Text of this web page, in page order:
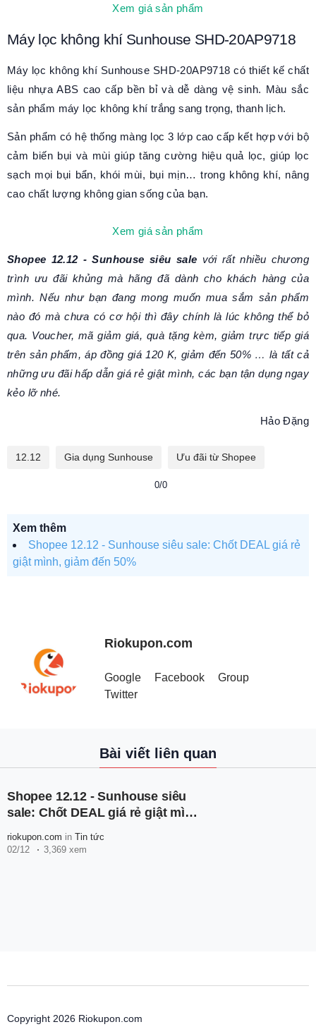
Xem giá sản phẩm
Máy lọc không khí Sunhouse SHD-20AP9718
Máy lọc không khí Sunhouse SHD-20AP9718 có thiết kế chất
liệu nhựa ABS cao cấp bền bỉ và dễ dàng vệ sinh. Màu sắc
sản phẩm máy lọc không khí trắng sang trọng, thanh lịch.
Sản phẩm có hệ thống màng lọc 3 lớp cao cấp kết hợp với bộ
cảm biến bụi và mùi giúp tăng cường hiệu quả lọc, giúp lọc
sạch mọi bụi bẩn, khói mùi, bụi mịn… trong không khí, nâng
cao chất lượng không gian sống của bạn.
Xem giá sản phẩm
Shopee 12.12 - Sunhouse siêu sale với rất nhiều chương
trình ưu đãi khủng mà hãng đã dành cho khách hàng của
mình. Nếu như bạn đang mong muốn mua sắm sản phẩm
nào đó mà chưa có cơ hội thì đây chính là lúc không thể bỏ
qua. Voucher, mã giảm giá, quà tặng kèm, giảm trực tiếp giá
trên sản phẩm, áp đồng giá 120 K, giảm đến 50% … là tất cả
những ưu đãi hấp dẫn giá rẻ giật mình, các bạn tận dụng ngay
kẻo lỡ nhé.
Hảo Đặng
12.12 Gia dụng Sunhouse Ưu đãi từ Shopee
0/0
Xem thêm
Shopee 12.12 - Sunhouse siêu sale: Chốt DEAL giá rẻ
giật mình, giảm đến 50%
Riokupon.com
Google Facebook
Group
Twitter
Bài viết liên quan
Shopee 12.12 - Sunhouse siêu
sale: Chốt DEAL giá rẻ giật mình,
riokupon.com in Tin tức
02/12
3,369 xem
Copyright 2026 Riokupon.com